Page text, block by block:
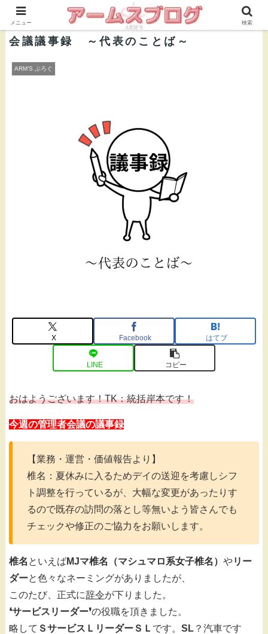
株式会社ＡＲＭ’Ｓ 公式ブログ
会議議事録 ～代表のことば～
ARM’S ぶろぐ
X Facebook はてブ
LINE コピー
おはようございます！TK：統括岸本です！
今週の管理者会議の議事録
【業務・運営・価値報告より】
椎名：夏休みに入るためデイの送迎を考慮しシフ
ト調整を行っているが、大幅な変更があったりす
るので既存の訪問の落とし等無いよう皆さんでも
チェックや修正のご協力をお願いします。
椎名 といえばMJマ椎名（マシュマロ系女子椎名） やリー
ダーと色々なネーミングがありましたが、
このたび、正式に辞令が下りました。
❛サービスリーダー❜の役職を頂きました。
略して ＳサービスＬリーダーＳＬ です。 SL ？汽車です
メニュー 検索